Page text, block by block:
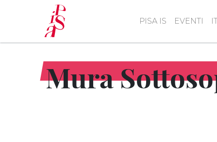
principale
PISA IS EVENTI
Mura